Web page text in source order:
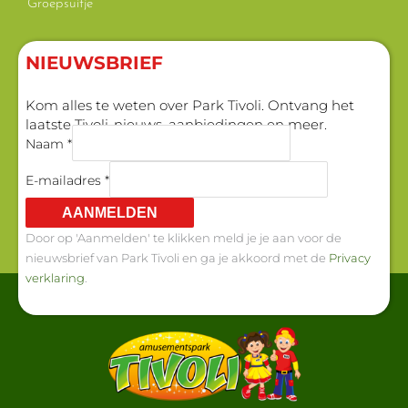
Groepsuitje
NIEUWSBRIEF
Kom alles te weten over Park Tivoli. Ontvang het
laatste Tivoli-nieuws, aanbiedingen en meer.
Naam *
E-mailadres *
AANMELDEN
Door op 'Aanmelden' te klikken meld je je aan voor de
nieuwsbrief van Park Tivoli en ga je akkoord met de Privacy
verklaring